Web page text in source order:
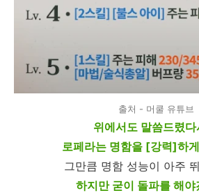
출처 - 머쿨 유튜브
위에서도 말씀드렸다
로페라는 명함을 [강력]하
그만큼 명함 성능이 아주
하지만 굳이 돌파를 해야